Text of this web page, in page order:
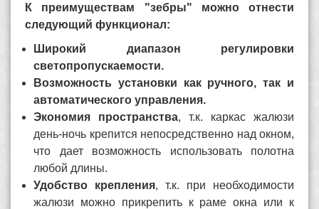
К преимуществам "зебры" можно отнести
следующий функционал:
Широкий диапазон регулировки
светопропускаемости.
Возможность установки как ручного, так и
автоматического управления.
Экономия пространства, т.к. каркас жалюзи
день-ночь крепится непосредственно над окном,
что дает возможность использовать полотна
любой длины.
Удобство крепления, т.к. при необходимости
жалюзи можно прикрепить к раме окна или к